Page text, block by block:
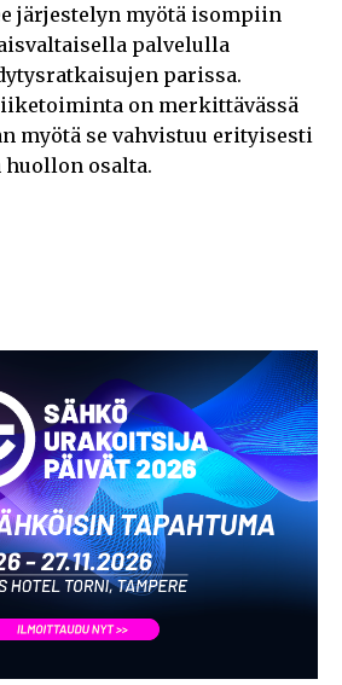
järjestelyn myötä isompiin
palvelulla
parissa.
on merkittävässä
myötä se vahvistuu erityisesti
osalta.